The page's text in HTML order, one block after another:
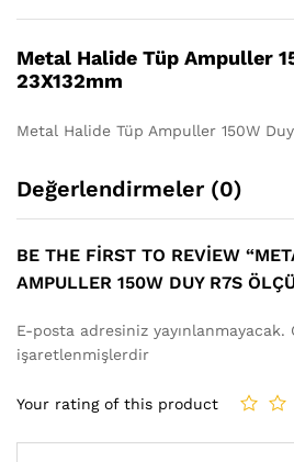
Metal Halide Tüp Ampuller
23X132mm
Metal Halide Tüp Ampuller 150W
Değerlendirmeler (0)
BE THE FIRST TO REVIEW
AMPULLER 150W DUY R7S
E-posta adresiniz yayınlanmayacak.
işaretlenmişlerdir
Your rating of this product